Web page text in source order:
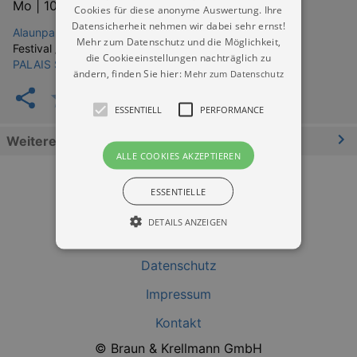
Mo | 10.08.2026 | 18:00
Alaunpark Dresden
Festival / Fest:
PALAIS SOMMER
Weitere Informationen
Datenschutz
Impressum
Kontakt
© Braun & Krellmann GmbH
Cookies für diese anonyme Auswertung. Ihre
Datensicherheit nehmen wir dabei sehr ernst!
Mehr zum Datenschutz und die Möglichkeit,
die Cookieeinstellungen nachträglich zu
ändern, finden Sie hier: Mehr zum Datenschutz
ESSENTIELL PERFORMANCE
ALLE COOKIES AKZEPTIEREN
ESSENTIELLE
DETAILS ANZEIGEN
grundlegenden Funktionen unserer Webseite
account. Ohne diese Cookies funktioniert